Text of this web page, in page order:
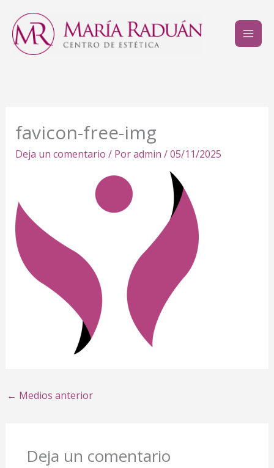
contenido
favicon-free-img
Deja un comentario / Poradmin /05/11/2025
← Medios anterior
Deja un comentario